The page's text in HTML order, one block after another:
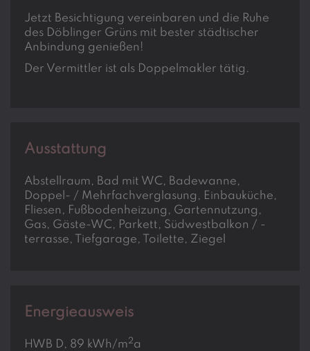
Jetzt Besichtigung vereinbaren und die Ruhe
des Döblinger Grüns mit bester städtischer
Anbindung genießen!
Der Vermittler ist als Doppelmakler tätig.
Ausstattung
Abstellraum Bad mit WC
Badewanne
Doppel- / Mehrfachverglasung
Einbauküche
Fliesen
Fußbodenheizung
Gartennutzung
Gas Gäste-WC Parkett
Südwestbalkon / -
terrasse
Tiefgarage Toilette Ziegel
Energieausweis
HWB D, 89 kWh/m2a